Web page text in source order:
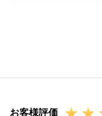
き合いとなりまし
当初のご希望とは
が、S様ご家族の
お引越しが落ち着
お客様評価